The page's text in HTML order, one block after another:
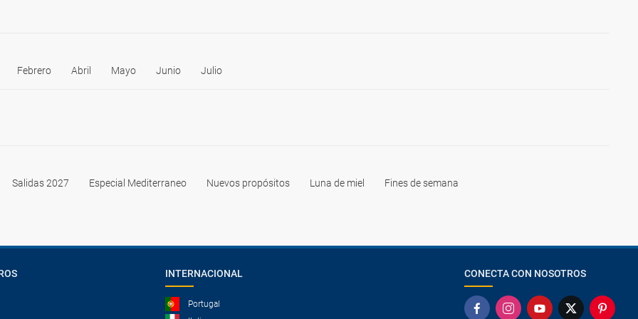
Febrero Abril Mayo Junio Julio
Salidas 2027 Especial Mediterraneo Nuevos propósitos Luna de miel Fines de semana
INTERNACIONAL
Portugal
CONECTA CON NOSOTROS